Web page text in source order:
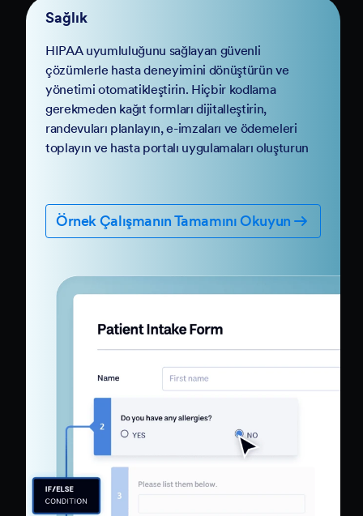
Sağlık
HIPAA uyumluluğunu sağlayan güvenli
çözümlerle hasta deneyimini dönüştürün ve
yönetimi otomatikleştirin. Hiçbir kodlama
gerekmeden kağıt formları dijitalleştirin,
randevuları planlayın, e-imzaları ve ödemeleri
toplayın ve hasta portalı uygulamaları oluşturun
Örnek Çalışmanın Tamamını Okuyun